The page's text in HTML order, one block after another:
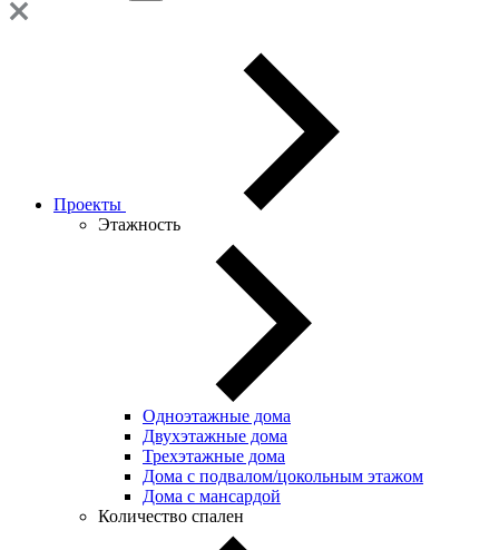
Проекты
Этажность
Одноэтажные дома
Двухэтажные дома
Трехэтажные дома
Дома с подвалом/цокольным этажом
Дома с мансардой
Количество спален